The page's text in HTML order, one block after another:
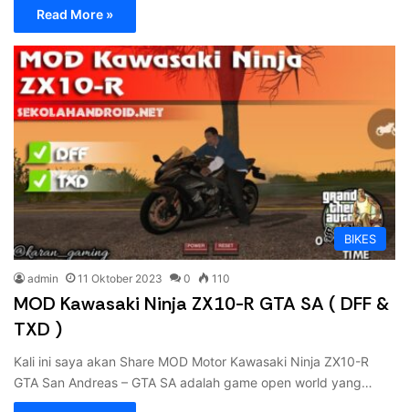
Read More »
BIKES
admin 11 Oktober 2023 0 110
MOD Kawasaki Ninja ZX10-R GTA SA ( DFF &
TXD )
Kali ini saya akan Share MOD Motor Kawasaki Ninja ZX10-R
GTA San Andreas – GTA SA adalah game open world yang…